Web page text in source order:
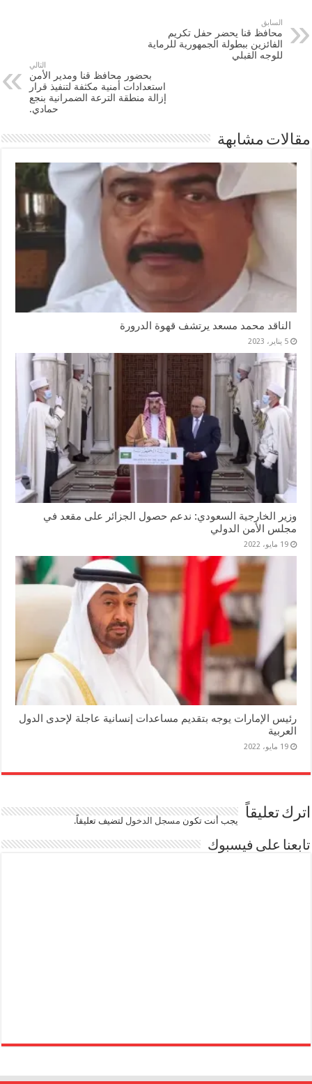
السابق
محافظ قنا يحضر حفل تكريم
الفائزين ببطولة الجمهورية للرماية
للوجه القبلي
التالي
بحضور محافظ قنا ومدير الأمن
استعدادات أمنية مكثفة لتنفيذ قرار
إزالة منطقة الترعة الضمرانية بنجع
حمادي.
مقالات مشابهة
الناقد محمد مسعد يرتشف قهوة الدرورة
5 يناير، 2023
وزير الخارجية السعودي: ندعم حصول الجزائر على مقعد في
مجلس الأمن الدولي
19 مايو، 2022
رئيس الإمارات يوجه بتقديم مساعدات إنسانية عاجلة لإحدى الدول
العربية
19 مايو، 2022
اترك تعليقاً يجب أنت تكون مسجل الدخوللتضيف تعليقاً.
تابعنا على فيسبوك